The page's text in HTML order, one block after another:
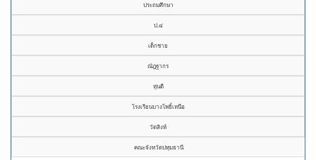
ประถมศึกษา
ป.๔
เด็กชาย
ณัฎฐากร
หุ่นดี
โรงเรียนบางโพธิ์เหนือ
วัดสิงห์
คณะจังหวัดปทุมธานี